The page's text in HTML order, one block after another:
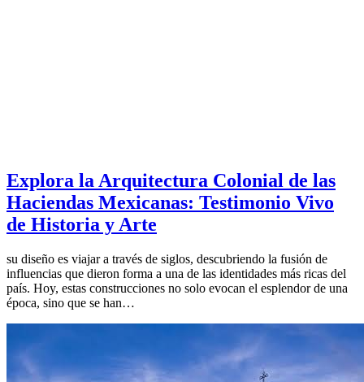
Explora la Arquitectura Colonial de las
Haciendas Mexicanas: Testimonio Vivo
de Historia y Arte
su diseño es viajar a través de siglos, descubriendo la fusión de
influencias que dieron forma a una de las identidades más ricas del
país. Hoy, estas construcciones no solo evocan el esplendor de una
época, sino que se han…